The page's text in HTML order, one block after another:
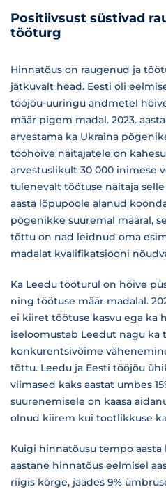
Positiivsust süstivad
tööturg
Hinnatõus on raugenud ja
jätkuvalt head. Eesti oli
tööjõu-uuringu andmetel
määr pigem madal. 2023.
arvestama ka Ukraina
tööhõive näitajatele on
arvestuslikult 30 000 inimese
tulenevalt töötuse näitaja selle
aasta lõpupoole alanud
põgenikke suuremal määral,
tõttu on nad leidnud oma
madalat kvalifikatsiooni
Ka Leedu tööturul on hõive
ning töötuse määr madalal.
ei kiiret töötuse kasvu ega ka
iseloomustab Leedut nagu ka
konkurentsivõime
tõttu. Leedu ja Eesti tööjõu
viimased kaks aastat umbes
suurenemisele on kaasa
olnud kiirem kui tootlikkuse
Kuigi hinnatõusu tempo aasta
aastane hinnatõus eelmisel
riigis kõrge, jäädes 9%